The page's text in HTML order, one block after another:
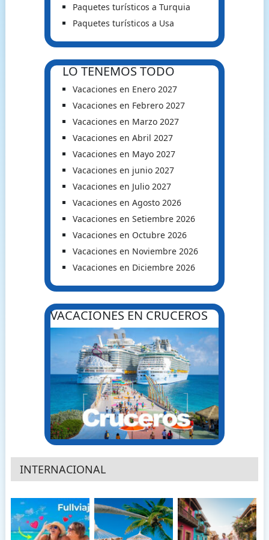
Paquetes turísticos a Turquia
Paquetes turísticos a Usa
LO TENEMOS TODO
Vacaciones en Enero 2027
Vacaciones en Febrero 2027
Vacaciones en Marzo 2027
Vacaciones en Abril 2027
Vacaciones en Mayo 2027
Vacaciones en junio 2027
Vacaciones en Julio 2027
Vacaciones en Agosto 2026
Vacaciones en Setiembre 2026
Vacaciones en Octubre 2026
Vacaciones en Noviembre 2026
Vacaciones en Diciembre 2026
VACACIONES EN CRUCEROS
INTERNACIONAL